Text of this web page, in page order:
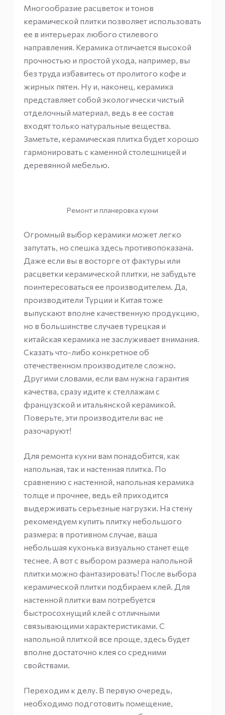
Многообразие расцветок и тонов
керамической плитки позволяет использовать
ее в интерьерах любого стилевого
направления. Керамика отличается высокой
прочностью и простой ухода, например, вы
без труда избавитесь от пролитого кофе и
жирных пятен. Ну и, наконец, керамика
представляет собой экологически чистый
отделочный материал, ведь в ее состав
входят только натуральные вещества.
Заметьте, керамическая плитка будет хорошо
гармонировать с каменной столешницей и
деревянной мебелью.
Ремонт и планеровка кухни
Огромный выбор керамики может легко
запутать, но спешка здесь противопоказана.
Даже если вы в восторге от фактуры или
расцветки керамической плитки, не забудьте
поинтересоваться ее производителем. Да,
производители Турции и Китая тоже
выпускают вполне качественную продукцию,
но в большинстве случаев турецкая и
китайская керамика не заслуживает внимания.
Сказать что-либо конкретное об
отечественном производителе сложно.
Другими словами, если вам нужна гарантия
качества, сразу идите к стеллажам с
французской и итальянской керамикой.
Поверьте, эти производители вас не
разочаруют!
Для ремонта кухни вам понадобится, как
напольная, так и настенная плитка. По
сравнению с настенной, напольная керамика
толще и прочнее, ведь ей приходится
выдерживать серьезные нагрузки. На стену
рекомендуем купить плитку небольшого
размера: в противном случае, ваша
небольшая кухонька визуально станет еще
теснее. А вот с выбором размера напольной
плитки можно фантазировать! После выбора
керамической плитки подбираем клей. Для
настенной плитки вам потребуется
быстросохнущий клей с отличными
связывающими характеристиками. С
напольной плиткой все проще, здесь будет
вполне достаточно клея со средними
свойствами.
Переходим к делу. В первую очередь,
необходимо подготовить помещение,